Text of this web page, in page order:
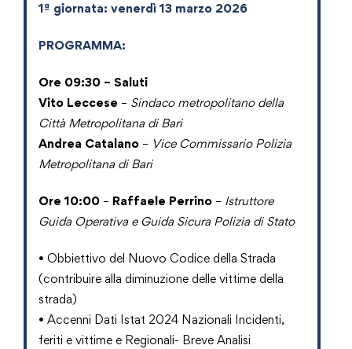
1ª giornata: venerdì 13 marzo 2026
PROGRAMMA:
Ore 09:30 – Saluti
Vito Leccese – Sindaco metropolitano della
Città Metropolitana di Bari
Andrea Catalano – Vice Commissario Polizia
Metropolitana di Bari
Ore 10:00 – Raffaele Perrino – Istruttore
Guida Operativa e Guida Sicura Polizia di Stato
• Obbiettivo del Nuovo Codice della Strada
(contribuire alla diminuzione delle vittime della
strada)
• Accenni Dati Istat 2024 Nazionali Incidenti,
feriti e vittime e Regionali- Breve Analisi